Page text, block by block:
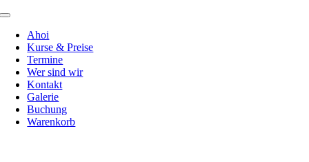
Zum
springen
Toggle
Navigation
Ahoi
Kurse & Preise
Termine
Wer sind wir
Kontakt
Galerie
Buchung
Warenkorb